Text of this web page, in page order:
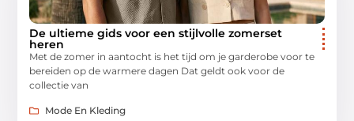
De ultieme gids voor een stijlvolle zomerset
heren
Met de zomer in aantocht is het tijd om je garderobe voor te
bereiden op de warmere dagen Dat geldt ook voor de
collectie van
Mode En Kleding